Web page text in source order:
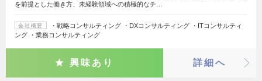
を前提とした働き方、未経験領域への積極的なチ…
会社概要
・戦略コンサルティング ・DXコンサルティング ・ITコンサルティ
ング ・業務コンサルティング
興味あり 詳細へ